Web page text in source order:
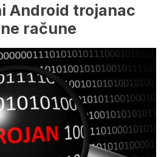
Android trojanac
račune